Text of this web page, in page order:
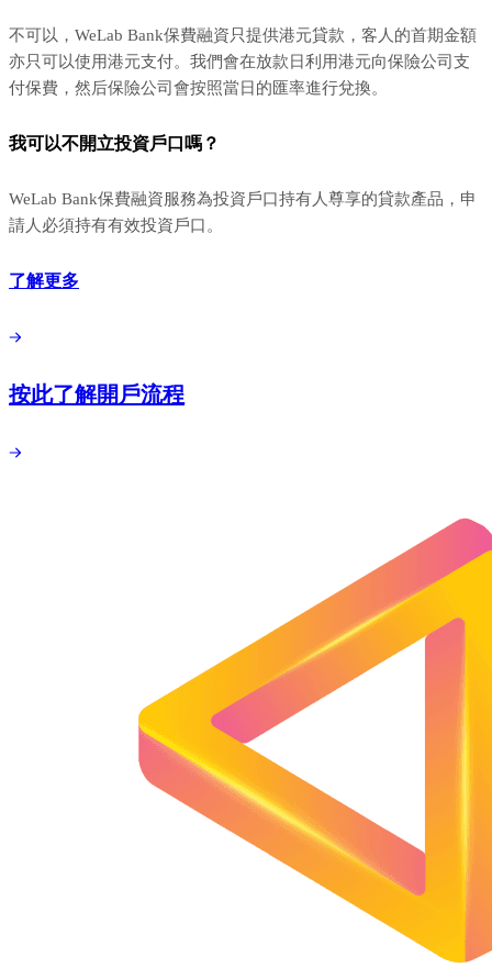
不可以，WeLab Bank保費融資只提供港元貸款，客人的首期金額
亦只可以使用港元支付。我們會在放款日利用港元向保險公司支
付保費，然后保險公司會按照當日的匯率進行兌換。
我可以不開立投資戶口嗎？
WeLab Bank保費融資服務為投資戶口持有人尊享的貸款產品，申
請人必須持有有效投資戶口。
了解更多
按此了解開戶流程